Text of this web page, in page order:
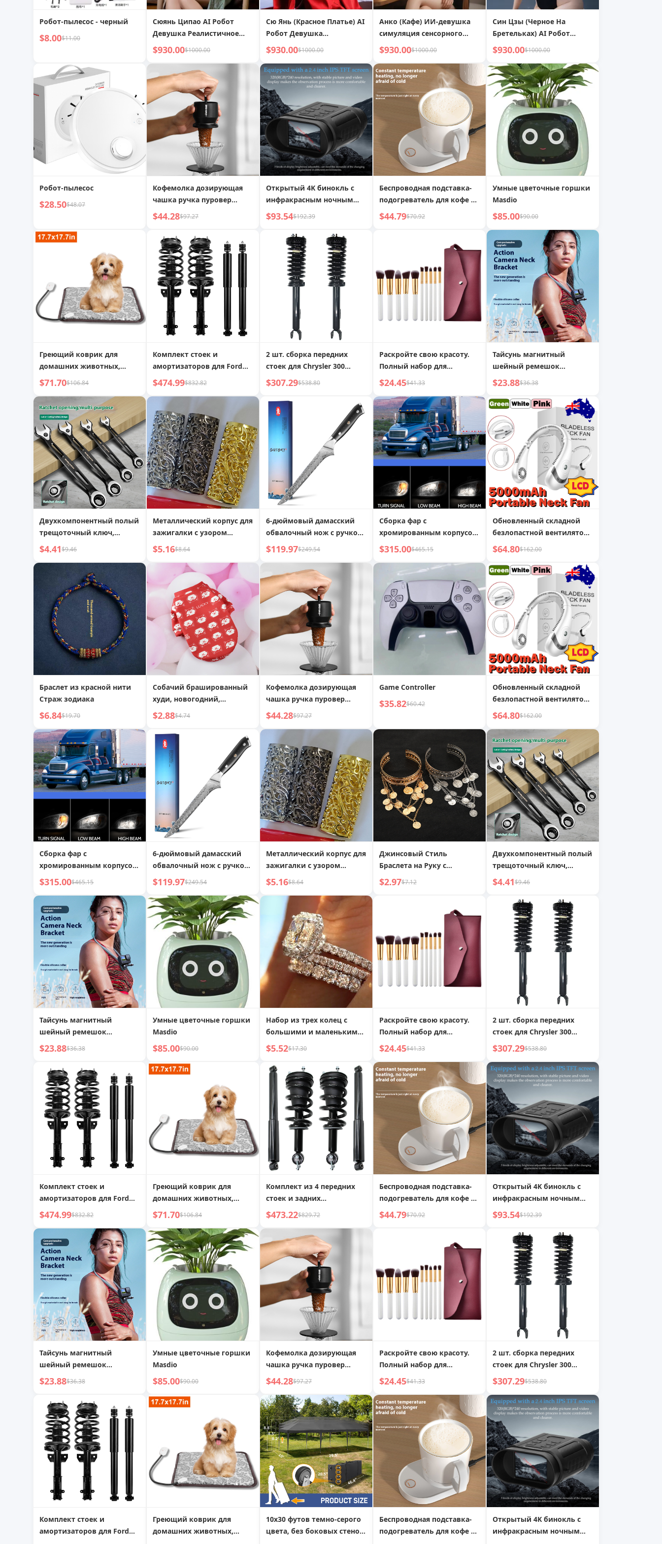
Робот-пылесос - черный
$8.00$11.00
Сюянь Ципао AI Робот
Девушка Реалистичное
Ощущение Руки
$930.00$1000.00
Сю Янь (Красное Платье) AI
Робот Девушка
Реалистичное Ощущение
Руки
$930.00$1000.00
Анко (Кафе) ИИ-девушка
симуляция сенсорного
взаимодействия
$930.00$1000.00
Син Цзы (Черное На
Бретельках) AI Робот
Девушка Реалистичное
Ощущение Руки
$930.00$1000.00
Робот-пылесос
$28.50$48.07
Кофемолка дозирующая
чашка ручка пуровер
устройство для
дозирования кофе чашка
аромата
$44.28$97.27
Открытый 4K бинокль с
инфракрасным ночным
видением, телескоп
$93.54$192.39
Беспроводная подставка-
подогреватель для кофе с
постоянной температурой
и перемешиванием,
$44.79$70.92
Умные цветочные горшки
Masdio
$85.00$90.00
Греющий коврик для
домашних животных,
водонепроницаемое
регулируемое теплое
одеяло со стальным
тросом, защищенным от
укусов
$71.70$106.84
Комплект стоек и
амортизаторов для Ford
Mustang 2005-2010,
передний и задний
$474.99$832.82
2 шт. сборка передних
стоек для Chrysler 300
Dodge Charger Magnum
RWD 172248
$307.29$538.80
Раскройте свою красоту.
Полный набор для
безупречного макияжа
$24.45$41.33
Тайсунь магнитный
шейный ремешок
кронштейн GoPro13
ожерелье 360 X4 DJI
Action5/4 шея
$23.88$36.38
Двухкомпонентный полый
трещоточный ключ,
быстрый и экономичный,
с открытым и
наконечником,
двусторонний,
двухголовочный
инструмент для
технического
обслуживания
$4.41$9.46
Металлический корпус для
зажигалки с узором
цветок богатства Tun-906-2
с механизмом Bic J6
$5.16$8.64
6-дюймовый дамасский
обвалочный нож с ручкой
из G10, японская сталь
AUS10, филейный нож
$119.97$249.54
Сборка фар с
хромированным корпусом
из сплава и янтарным
отражателем, комплект
для левой и правой
стороны
$315.00$465.15
Обновленный складной
безлопастной вентилятор
для шеи 5000 мАч
$64.80$162.00
Браслет из красной нити
Страж зодиака
$6.84$19.70
Собачий брашированный
худи, новогодний,
кошачий, теплый, для
мелких животных
$2.88$4.74
Кофемолка дозирующая
чашка ручка пуровер
устройство для
дозирования кофе чашка
аромата
$44.28$97.27
Game Controller
$35.82$60.42
Обновленный складной
безлопастной вентилятор
для шеи 5000 мАч
$64.80$162.00
Сборка фар с
хромированным корпусом
из сплава и янтарным
отражателем, комплект
для левой и правой
стороны
$315.00$465.15
6-дюймовый дамасский
обвалочный нож с ручкой
из G10, японская сталь
AUS10, филейный нож
$119.97$249.54
Металлический корпус для
зажигалки с узором
цветок богатства Tun-906-2
с механизмом Bic J6
$5.16$8.64
Джинсовый Стиль
Браслета на Руку с
Металлическими
Монетами и Кисточками
$2.97$7.12
Двухкомпонентный полый
трещоточный ключ,
быстрый и экономичный,
с открытым и
звездообразным
наконечником,
двусторонний,
двухголовочный
инструмент для
технического
обслуживания
$4.41$9.46
Тайсунь магнитный
шейный ремешок
кронштейн GoPro13
ожерелье 360 X4 DJI
Action5/4 шея
$23.88$36.38
Умные цветочные горшки
Masdio
$85.00$90.00
Набор из трех колец с
большими и маленькими
$5.52$17.30
Раскройте свою красоту.
Полный набор для
безупречного макияжа
$24.45$41.33
2 шт. сборка передних
стоек для Chrysler 300
Dodge Charger Magnum
RWD 172248
$307.29$538.80
Комплект стоек и
амортизаторов для Ford
Mustang 2005-2010,
передний и задний
$474.99$832.82
Греющий коврик для
домашних животных,
водонепроницаемое
регулируемое теплое
одеяло со стальным
тросом, защищенным от
укусов
$71.70$106.84
Комплект из 4 передних
стоек и задних
амортизаторов для Chevy
Tahoe 5.3L V8
$473.22$829.72
Беспроводная подставка-
подогреватель для кофе с
постоянной температурой
и перемешиванием,
$44.79$70.92
Открытый 4K бинокль с
инфракрасным ночным
видением, телескоп
$93.54$192.39
Тайсунь магнитный
шейный ремешок
кронштейн GoPro13
ожерелье 360 X4 DJI
Action5/4 шея
$23.88$36.38
Умные цветочные горшки
Masdio
$85.00$90.00
Кофемолка дозирующая
чашка ручка пуровер
устройство для
дозирования кофе чашка
аромата
$44.28$97.27
Раскройте свою красоту.
Полный набор для
безупречного макияжа
$24.45$41.33
2 шт. сборка передних
стоек для Chrysler 300
Dodge Charger Magnum
RWD 172248
$307.29$538.80
Комплект стоек и
амортизаторов для Ford
Греющий коврик для
домашних животных,
10x30 футов темно-серого
цвета, без боковых стенок,
Беспроводная подставка-
подогреватель для кофе с
Открытый 4K бинокль с
инфракрасным ночным